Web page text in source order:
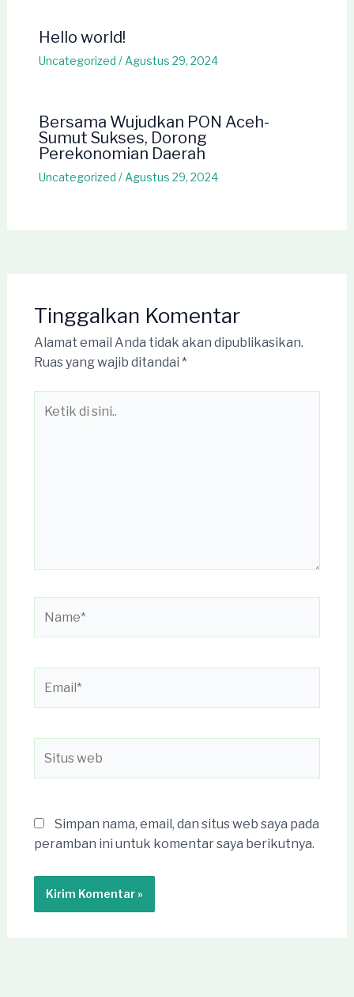
Hello world!
Uncategorized / Agustus 29, 2024
Bersama Wujudkan PON Aceh-
Sumut Sukses, Dorong
Perekonomian Daerah
Uncategorized / Agustus 29, 2024
Tinggalkan Komentar
Alamat email Anda tidak akan dipublikasikan.
Ruas yang wajib ditandai *
web
Simpan nama, email, dan situs web saya pada
peramban ini untuk komentar saya berikutnya.